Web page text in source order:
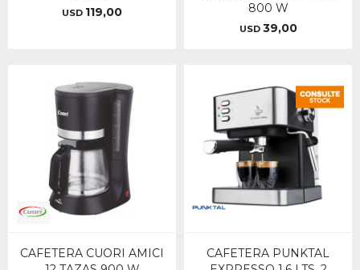
USD 119,00
800 W
USD 39,00
CAFETERA CUORI AMICI
CAFETERA PUNKTAL